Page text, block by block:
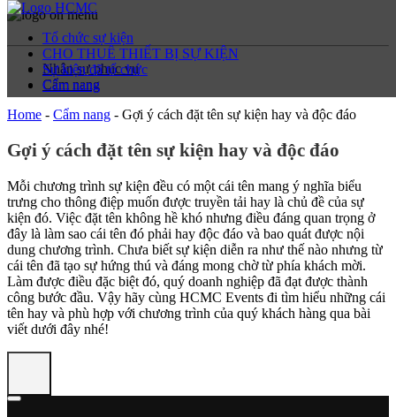
Nhân sự phục vụ
Cẩm nang
Tổ chức sự kiện
CHO THUÊ THIẾT BỊ SỰ KIỆN
Sự kiện đã tổ chức
Cẩm nang
Home - Cẩm nang - Gợi ý cách đặt tên sự kiện hay và độc đáo
Gợi ý cách đặt tên sự kiện hay và độc đáo
Mỗi chương trình sự kiện đều có một cái tên mang ý nghĩa biểu
trưng cho thông điệp muốn được truyền tải hay là chủ đề của sự
kiện đó. Việc đặt tên không hề khó nhưng điều đáng quan trọng ở
đây là làm sao cái tên đó phải hay độc đáo và bao quát được nội
dung chương trình. Chưa biết sự kiện diễn ra như thế nào nhưng từ
cái tên đã tạo sự hứng thú và đáng mong chờ từ phía khách mời.
Làm được điều đặc biệt đó, quý doanh nghiệp đã đạt được thành
công bước đầu. Vậy hãy cùng HCMC Events đi tìm hiểu những cái
tên hay và phù hợp với chương trình của quý khách hàng qua bài
viết dưới đây nhé!